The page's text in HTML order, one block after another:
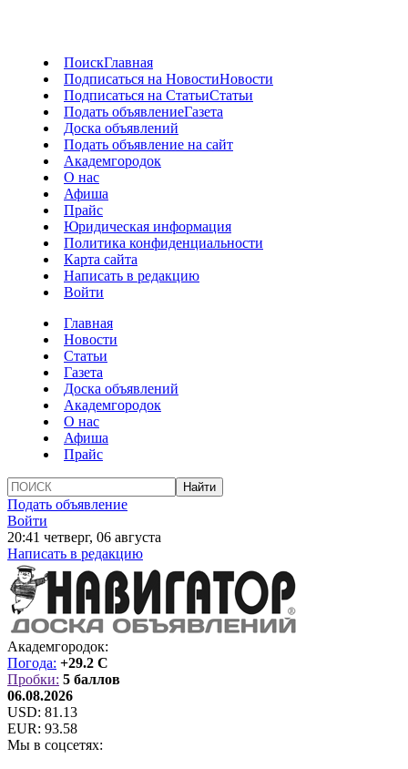
ПоискГлавная
Подписаться на НовостиНовости
Подписаться на СтатьиСтатьи
Подать объявлениеГазета
Доска объявлений
Подать объявление на сайт
Академгородок
О нас
Афиша
Прайс
Юридическая информация
Политика конфиденциальности
Карта сайта
Написать в редакцию
Войти
Главная
Новости
Статьи
Газета
Доска объявлений
Академгородок
О нас
Афиша
Прайс
Подать объявление
Войти
20:41 четверг, 06 августа
Написать в редакцию
Академгородок:
Погода: +29.2 C
Пробки: 5 баллов
06.08.2026
USD: 81.13
EUR: 93.58
Мы в соцсетях: